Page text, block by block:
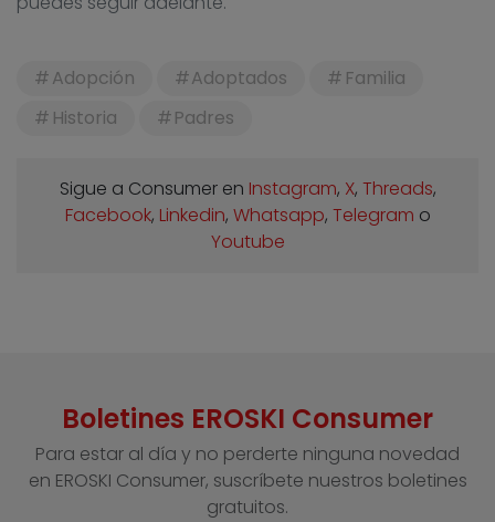
Adopción Adoptados
Familia
Historia
Padres
Sigue a Consumer en Instagram, X, Threads,
Facebook, Linkedin, Whatsapp, Telegram o
Youtube
Boletines EROSKI Consumer
Para estar al día y no perderte ninguna novedad
en EROSKI Consumer, suscríbete nuestros boletines
gratuitos.